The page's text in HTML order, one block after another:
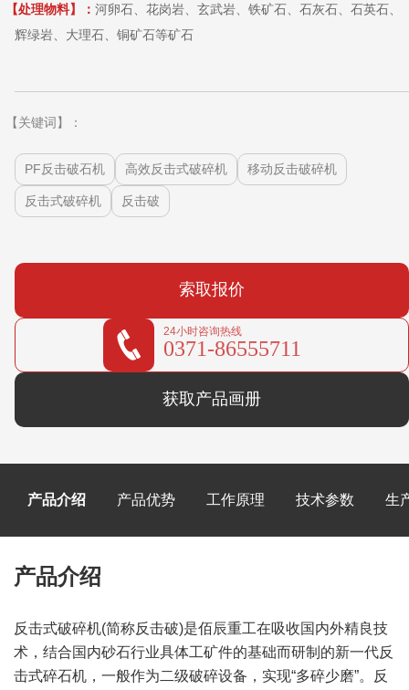
【处理物料】： 河卵石、花岗岩、玄武岩、铁矿石、石灰石、石英石、
辉绿岩、大理石、铜矿石等矿石
【关键词】：
PF反击破石机 高效反击式破碎机 移动反击破碎机
反击式破碎机 反击破
索取报价
24小时咨询热线
0371-86555711
获取产品画册
产品介绍 产品优势 工作原理 技术参数 生
产品介绍
反击式破碎机(简称反击破)是佰辰重工在吸收国内外精良技
术，结合国内砂石行业具体工矿件的基础而研制的新一代反
击式碎石机，一般作为二级破碎设备，实现“多碎少磨”。反